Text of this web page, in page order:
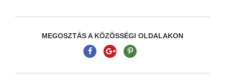
MEGOSZTÁS A KÖZÖSSÉGI OLDALAKON